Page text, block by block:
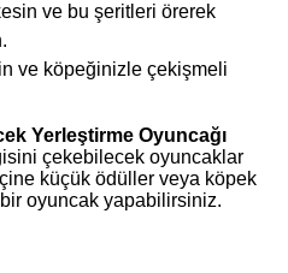
ve bu şeritleri örerek
ve köpeğinizle çekişmeli
Yerleştirme Oyuncağı
çekebilecek oyuncaklar
küçük ödüller veya köpek
oyuncak yapabilirsiniz.